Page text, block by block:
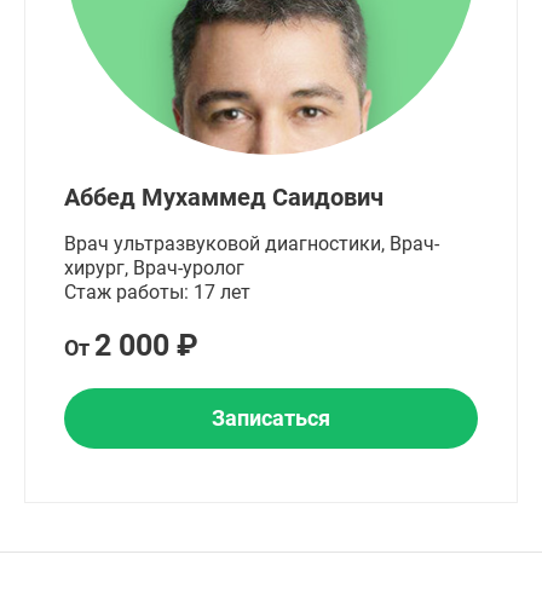
Аббед Мухаммед Саидович
Врач ультразвуковой диагностики, Врач-
хирург, Врач-уролог
Стаж работы: 17 лет
От 2 000 ₽
Записаться